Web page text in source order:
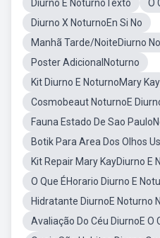
Diurno E NoturnoTexto
O
Diurno X NoturnoEn Si No
Manhã Tarde/NoiteDiurno
Poster AdicionalNoturno
Kit Diurno E NoturnoMary Kay
Cosmobeaut NoturnoE
Fauna Estado De Sao
Botik Para Area Dos Olhos
Kit Repair Mary KayDiurno E
O Que ÉHorario Diurno E
Hidratante DiurnoE Noturno
Avaliação Do Céu DiurnoE O